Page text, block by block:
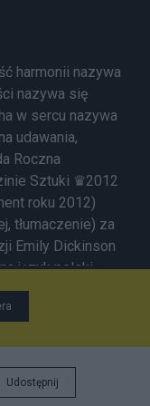
harmonii nazywa
nazywa się
w sercu nazywa
udawania,
Roczna
Sztuki ♛2012
roku 2012)
tłumaczenie) za
Emily Dickinson
język polski
❀
I L O Z O F I A ✹
druga. Nowe
C I 1.Franz Kafka
Udostępnij